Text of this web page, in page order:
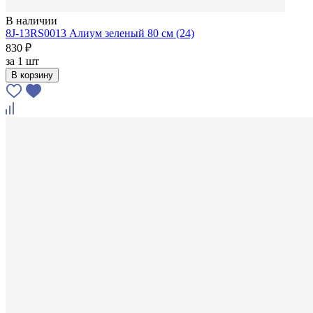
В наличии
8J-13RS0013 Алиум зеленый 80 см (24)
830 ₽
за 1 шт
В корзину